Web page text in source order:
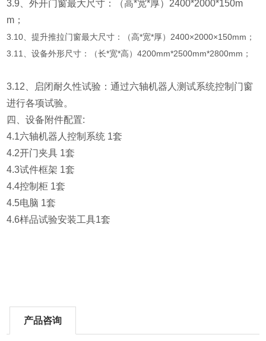
3.9、外开门窗最大尺寸：（高*宽*厚）2400*2000*150m
m；
3.10、提升推拉门窗最大尺寸：（高*宽*厚）2400×2000×150mm；
3.11、设备外形尺寸：（长*宽*高）4200mm*2500mm*2800mm；
3.12、启闭耐久性试验：通过六轴机器人测试系统控制门窗
进行各项试验。
四、设备附件配置:
4.1六轴机器人控制系统 1套
4.2开门夹具 1套
4.3试件框架 1套
4.4控制柜 1套
4.5电脑 1套
4.6样品试验安装工具1套
产品咨询